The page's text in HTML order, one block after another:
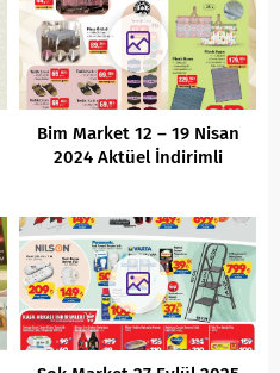
Bim Market 12 – 19 Nisan
2024 Aktüel İndirimli